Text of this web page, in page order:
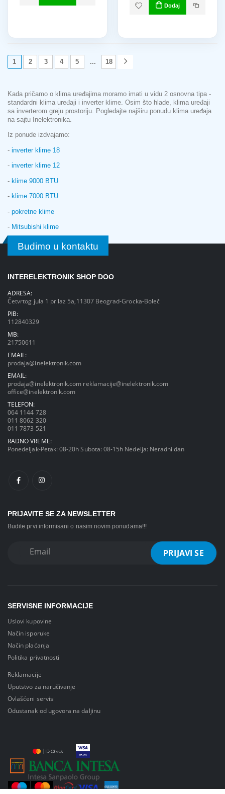
Dodaj
1 2 3 4 5 ... 18
Kada pričamo o klima uređajima moramo imati u vidu 2 osnovna tipa -
standardni klima uređaji i inverter klime. Osim što hlade, klima uređaji
sa inverterom greju prostoriju. Pogledajte najširu ponudu klima uređaja
na sajtu Inelektronika.
Iz ponude izdvajamo:
- inverter klime 18
- inverter klime 12
- klime 9000 BTU
- klime 7000 BTU
- pokretne klime
- Mitsubishi klime
Budimo u kontaktu
INTERELEKTRONIK SHOP DOO
ADRESA:
Četvrtog jula 1 prilaz 5a,11307 Beograd-Grocka-Boleč
PIB:
112840329
MB:
21750611
EMAIL:
prodaja@inelektronik.com
EMAIL:
prodaja@inelektronik.com reklamacije@inelektronik.com
office@inelektronik.com
TELEFON:
064 1144 728
011 8062 320
011 7873 521
RADNO VREME:
Ponedeljak-Petak: 08-20h Subota: 08-15h Nedelja: Neradni dan
PRIJAVITE SE ZA NEWSLETTER
Budite prvi informisani o nasim novim ponudama!!!
SERVISNE INFORMACIJE
Uslovi kupovine
Način isporuke
Način plaćanja
Politika privatnosti
Reklamacije
Uputstvo za naručivanje
Ovlašćeni servisi
Odustanak od ugovora na daljinu